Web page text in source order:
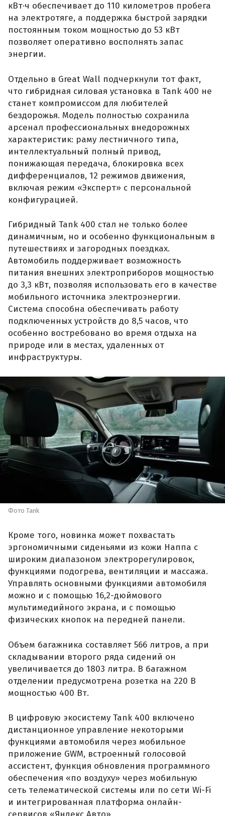
кВт·ч обеспечивает до 110 километров пробега
на электротяге, а поддержка быстрой зарядки
постоянным током мощностью до 53 кВт
позволяет оперативно восполнять запас
энергии.
Отдельно в Great Wall подчеркнули тот факт,
что гибридная силовая установка в Tank 400 не
станет компромиссом для любителей
бездорожья. Модель полностью сохранила
арсенал профессиональных внедорожных
характеристик: раму лестничного типа,
интеллектуальный полный привод,
понижающая передача, блокировка всех
дифференциалов, 12 режимов движения,
включая режим «Эксперт» с персональной
конфигурацией.
Гибридный Tank 400 стал не только более
динамичным, но и особенно функциональным в
путешествиях и загородных поездках.
Автомобиль поддерживает возможность
питания внешних электроприборов мощностью
до 3,3 кВт, позволяя использовать его в качестве
мобильного источника электроэнергии.
Система способна обеспечивать работу
подключенных устройств до 8,5 часов, что
особенно востребовано во время отдыха на
природе или в местах, удаленных от
инфраструктуры.
Фото Tank
Кроме того, новинка может похвастать
эргономичными сиденьями из кожи Наппа с
широким диапазоном электрорегулировок,
функциями подогрева, вентиляции и массажа.
Управлять основными функциями автомобиля
можно и с помощью 16,2-дюймового
мультимедийного экрана, и с помощью
физических кнопок на передней панели.
Объем багажника составляет 566 литров, а при
складывании второго ряда сидений он
увеличивается до 1803 литра. В багажном
отделении предусмотрена розетка на 220 В
мощностью 400 Вт.
В цифровую экосистему Tank 400 включено
дистанционное управление некоторыми
функциями автомобиля через мобильное
приложение GWM, встроенный голосовой
ассистент, функция обновления программного
обеспечения «по воздуху» через мобильную
сеть телематической системы или по сети Wi-Fi
и интегрированная платформа онлайн-